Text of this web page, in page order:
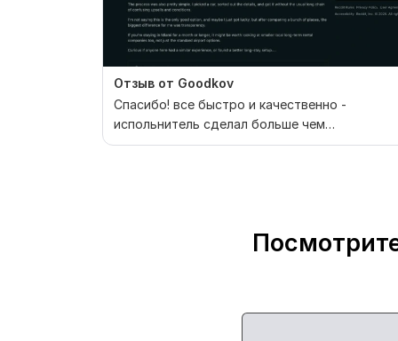
Отзыв от Goodkov
Спасибо! все быстро и качественно -
испольнитель сделал больше чем
договаривались - рекомендую!!